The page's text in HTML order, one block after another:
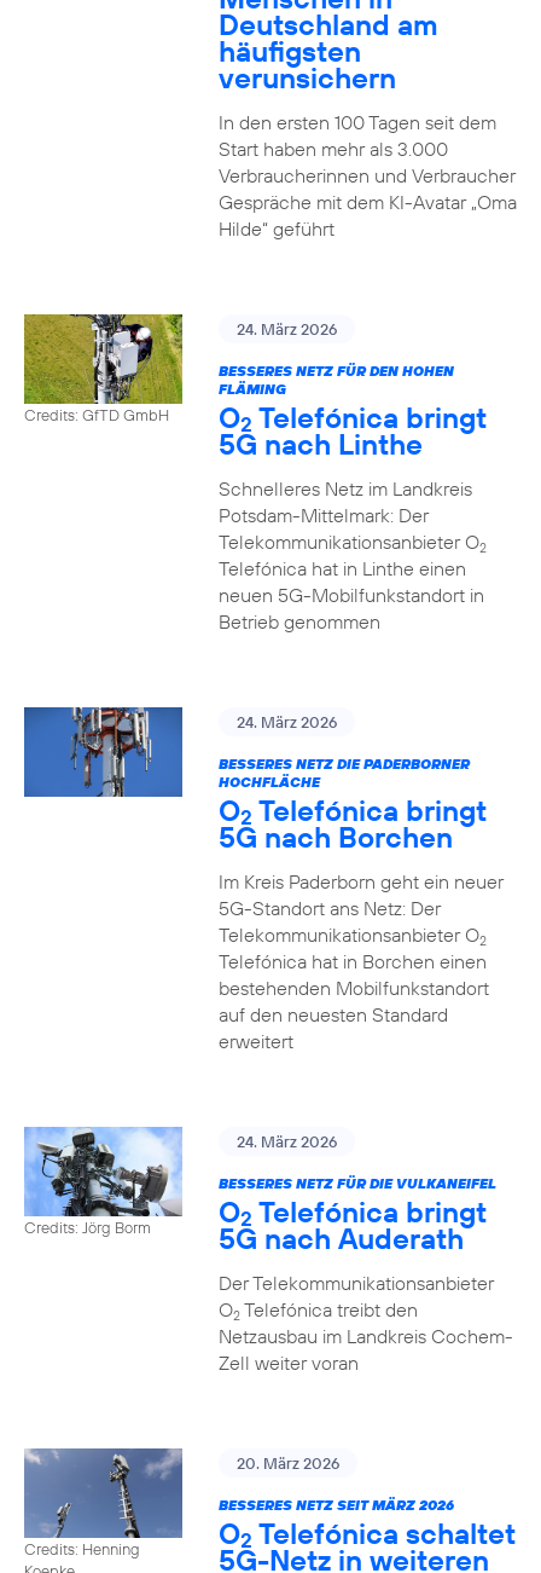
Deutschland am
häufigsten
verunsichern
In den ersten 100 Tagen seit dem
Start haben mehr als 3.000
Verbraucherinnen und Verbraucher
Gespräche mit dem KI-Avatar „Oma
Hilde“ geführt
Credits: GfTD GmbH
24. März 2026
BESSERES NETZ FÜR DEN HOHEN
FLÄMING
O2 Telefónica bringt
5G nach Linthe
Schnelleres Netz im Landkreis
Potsdam-Mittelmark: Der
Telekommunikationsanbieter O2
Telefónica hat in Linthe einen
neuen 5G-Mobilfunkstandort in
Betrieb genommen
24. März 2026
BESSERES NETZ DIE PADERBORNER
HOCHFLÄCHE
O2 Telefónica bringt
5G nach Borchen
Im Kreis Paderborn geht ein neuer
5G-Standort ans Netz: Der
Telekommunikationsanbieter O2
Telefónica hat in Borchen einen
bestehenden Mobilfunkstandort
auf den neuesten Standard
erweitert
Credits: Jörg Borm
24. März 2026
BESSERES NETZ FÜR DIE VULKANEIFEL
O2 Telefónica bringt
5G nach Auderath
Der Telekommunikationsanbieter
O2Telefónica treibt den
Netzausbau im Landkreis Cochem-
Zell weiter voran
Credits: Henning
20. März 2026
BESSERES NETZ SEIT MÄRZ 2026
O2 Telefónica schaltet
5G-Netz in weiteren